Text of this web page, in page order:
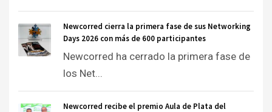
Newcorred cierra la primera fase de sus Networking
Days 2026 con más de 600 participantes
Newcorred ha cerrado la primera fase de
los Net...
Newcorred recibe el premio Aula de Plata del